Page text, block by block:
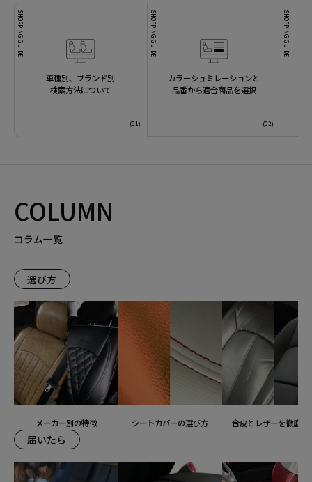
SHOPPING GUIDE
車種別、ブランド別
検索方法について
SHOPPING GUIDE
カラーシュミレーションと
品番から適合商品を選択
SHOPPING GUIDE
COLUMN
コラム一覧
選び方
メーカー別の特徴 シートカバーの選び方 合皮とレザーを徹底比
届いたら